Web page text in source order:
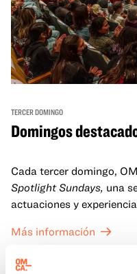
TERCER DOMINGO
Domingos
Cada tercer domingo,
Spotlight Sundays, una
actuaciones y
Más información